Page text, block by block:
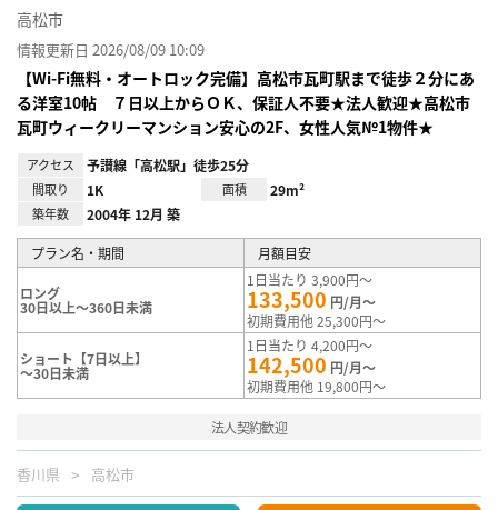
高松市
情報更新日 2026/08/09 10:09
【Wi-Fi無料・オートロック完備】高松市瓦町駅まで徒歩２分にあ
る洋室10帖 ７日以上からＯＫ、保証人不要★法人歓迎★高松市
瓦町ウィークリーマンション安心の2F、女性人気№1物件★
アクセス 予讃線「高松駅」徒歩25分
間取り 1K 面積 29m²
築年数 2004年 12月 築
プラン名・期間 月額目安
ロング
30日以上～360日未満
1日当たり 3,900円～
133,500 円/月～
初期費用他 25,300円～
ショート【7日以上】
～30日未満
1日当たり 4,200円～
142,500 円/月～
初期費用他 19,800円～
法人契約歓迎
香川県 高松市